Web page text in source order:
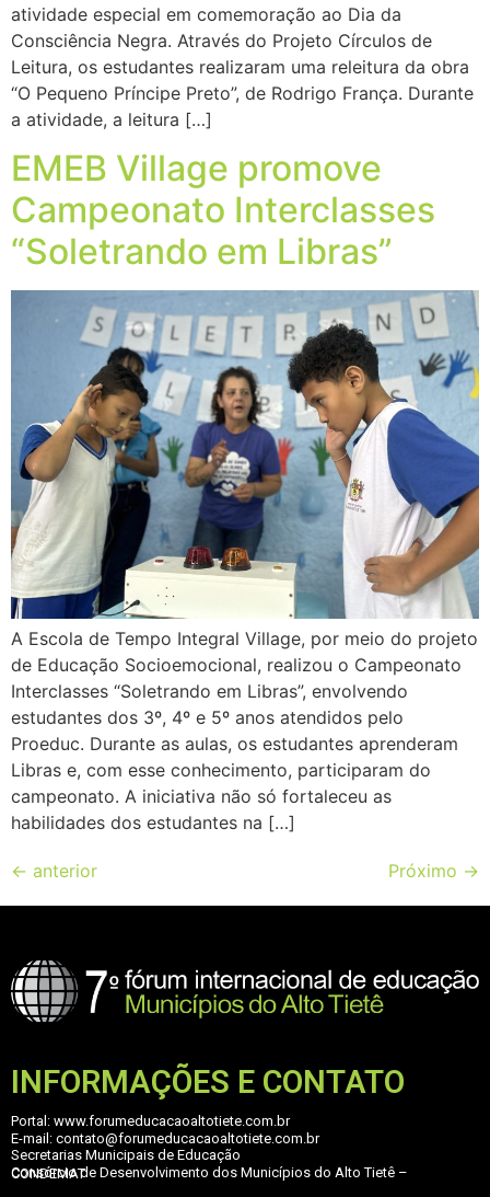
atividade especial em comemoração ao Dia da
Consciência Negra. Através do Projeto Círculos de
Leitura, os estudantes realizaram uma releitura da obra
“O Pequeno Príncipe Preto”, de Rodrigo França. Durante
a atividade, a leitura […]
EMEB Village promove
Campeonato Interclasses
“Soletrando em Libras”
A Escola de Tempo Integral Village, por meio do projeto
de Educação Socioemocional, realizou o Campeonato
Interclasses “Soletrando em Libras”, envolvendo
estudantes dos 3º, 4º e 5º anos atendidos pelo
Proeduc. Durante as aulas, os estudantes aprenderam
Libras e, com esse conhecimento, participaram do
campeonato. A iniciativa não só fortaleceu as
habilidades dos estudantes na […]
← anterior Próximo →
INFORMAÇÕES E CONTATO
Portal: www.forumeducacaoaltotiete.com.br
E-mail: contato@forumeducacaoaltotiete.com.br
Secretarias Municipais de Educação
Consórcio de Desenvolvimento dos Municípios do Alto Tietê – CONDEMAT